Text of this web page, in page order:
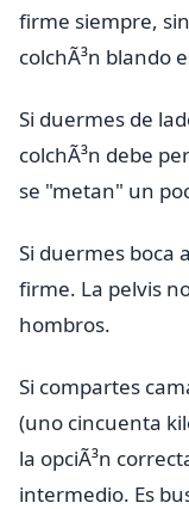
firme siempre,
colchÃ³n blando
Si duermes de
colchÃ³n debe
se "metan" un
Si duermes boca
firme. La pelvis
hombros.
Si compartes
(uno cincuenta
la opciÃ³n
intermedio. Es